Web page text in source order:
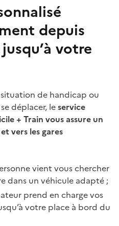
depuis
votre
situation de handicap ou
déplacer, leservice
+ Train vous assure un
vers les gares
vient vous chercher
dans un véhicule adapté ;
prend en charge vos
votre place à bord du